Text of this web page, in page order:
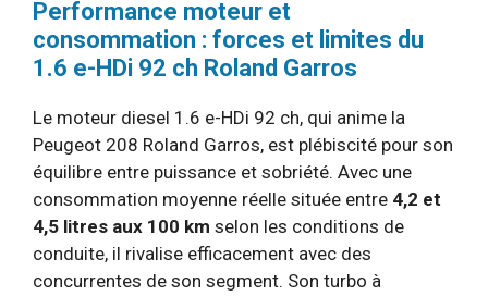
Performance moteur et
consommation : forces et limites du
1.6 e-HDi 92 ch Roland Garros
Le moteur diesel 1.6 e-HDi 92 ch, qui anime la
Peugeot 208 Roland Garros, est plébiscité pour son
équilibre entre puissance et sobriété. Avec une
consommation moyenne réelle située entre 4,2 et
4,5 litres aux 100 km selon les conditions de
conduite, il rivalise efficacement avec des
concurrentes de son segment. Son turbo à